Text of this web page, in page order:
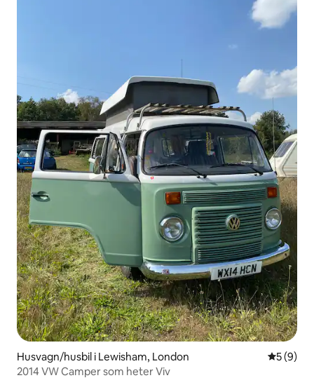
Husvagn/husbil i Lewisham, London 5 av 5 i
5 (9)
2014 VW Camper som heter Viv